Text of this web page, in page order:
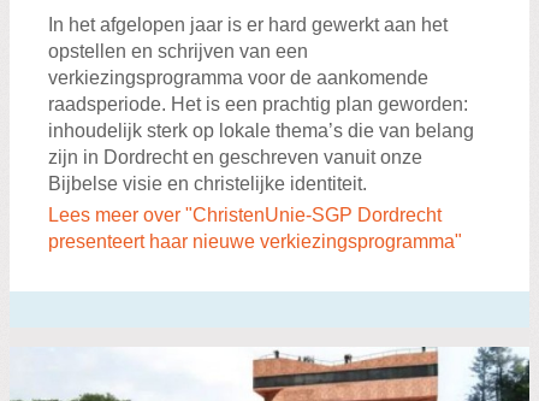
In het afgelopen jaar is er hard gewerkt aan het
opstellen en schrijven van een
verkiezingsprogramma voor de aankomende
raadsperiode. Het is een prachtig plan geworden:
inhoudelijk sterk op lokale thema’s die van belang
zijn in Dordrecht en geschreven vanuit onze
Bijbelse visie en christelijke identiteit.
Lees meer over "ChristenUnie-SGP Dordrecht
presenteert haar nieuwe verkiezingsprogramma"